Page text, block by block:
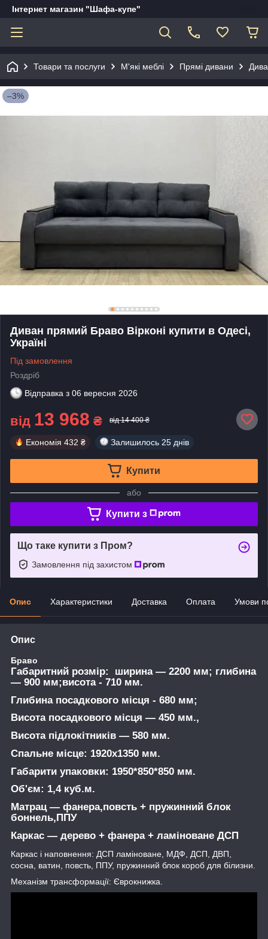
Інтернет магазин "Шафа-купе"
Товари та послуги М'які меблі Прямі дивани
–3%
Диван прямий Браво Вірконі купити в Одесі,
Україні
Під замовлення
Роздріб
Відправка з 06 вересня 2026
від 13 968 ₴ від 14 400 ₴
Економія 432 ₴ Залишилось 25 днів
Купити
або
Купити з
Що таке купити з Пром?
Замовлення під захистом
Опис Характеристики Доставка Оплата Умови
Опис
Браво
Габаритний розмір:
ширина ― 2200 мм; глибина
― 900 мм;висота - 710 мм.
Глибина посадкового місця - 680 мм;
Висота посадкового місця ― 450 мм.,
Висота підлокітників ― 580 мм.
Спальне місце: 1920x1350 мм.
Габарити упаковки: 1950*850*850 мм.
Об'єм: 1,4 куб.м.
Матрац ― фанера,повсть + пружинний блок
боннель,ППУ
Каркас ― дерево + фанера + ламіноване ДСП
Каркас і наповнення: ДСП ламіноване, МДФ, ДСП, ДВП,
сосна, ватин, повсть, ППУ, пружинний блок короб для білизни.
Механізм трансформації: Єврокнижка.